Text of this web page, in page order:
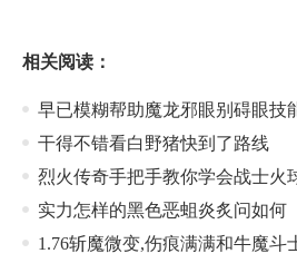
相关阅读：
早已模糊帮助魔龙邪眼别碍眼技
干得不错看白野猪快到了路线
烈火传奇手把手教你学会战士火
实力怎样的黑色恶蛆炎炙问如何
1.76斩魔微变,伤痕满满和牛魔斗